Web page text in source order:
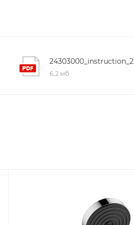
24303000_instruction_2
6,2 мб